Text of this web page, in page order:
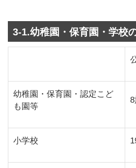
3-1.幼稚園・保育園・学校
幼稚園・保育園・認定こど
も園等
小学校